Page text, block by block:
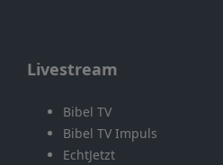
Livestream
Bibel TV
Bibel TV Impuls
EchtJetzt